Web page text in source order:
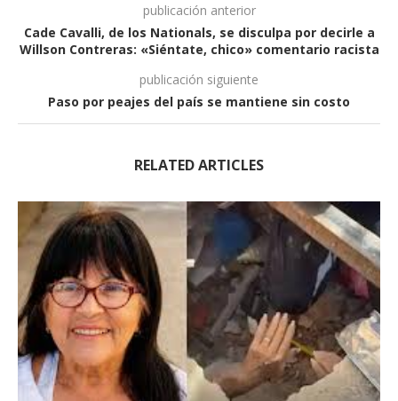
publicación anterior
Cade Cavalli, de los Nationals, se disculpa por decirle a
Willson Contreras: «Siéntate, chico» comentario racista
publicación siguiente
Paso por peajes del país se mantiene sin costo
RELATED ARTICLES